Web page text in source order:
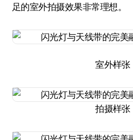
足的室外拍摄效果非常理想。
室外样张
拍摄样张